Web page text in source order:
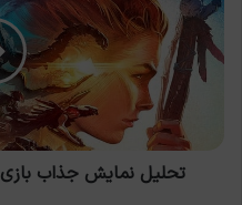
جذاب
بازی
Horizon
Forbidden
تحلیل نمایش جذاب بازی Horizon Forbidden West